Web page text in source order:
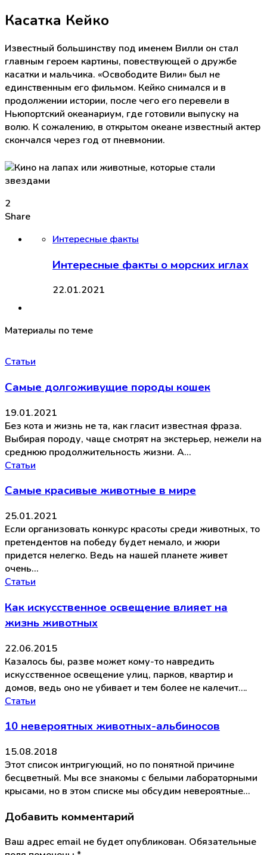
Касатка Кейко
Известный большинству под именем Вилли он стал
главным героем картины, повествующей о дружбе
касатки и мальчика. «Освободите Вили» был не
единственным его фильмом. Кейко снимался и в
продолжении истории, после чего его перевели в
Ньюпортский океанариум, где готовили выпуску на
волю. К сожалению, в открытом океане известный актер
скончался через год от пневмонии.
2
Share
Интересные факты
Интересные факты о морских иглах
22.01.2021
Материалы по теме
Статьи
Самые долгоживущие породы кошек
19.01.2021
Без кота и жизнь не та, как гласит известная фраза.
Выбирая породу, чаще смотрят на экстерьер, нежели на
среднюю продолжительность жизни. А…
Статьи
Самые красивые животные в мире
25.01.2021
Если организовать конкурс красоты среди животных, то
претендентов на победу будет немало, и жюри
придется нелегко. Ведь на нашей планете живет
очень…
Статьи
Как искусственное освещение влияет на
жизнь животных
22.06.2015
Казалось бы, разве может кому-то навредить
искусственное освещение улиц, парков, квартир и
домов, ведь оно не убивает и тем более не калечит….
Статьи
10 невероятных животных-альбиносов
15.08.2018
Этот список интригующий, но по понятной причине
бесцветный. Мы все знакомы с белыми лабораторными
крысами, но в этом списке мы обсудим невероятные…
Добавить комментарий
Ваш адрес email не будет опубликован. Обязательные